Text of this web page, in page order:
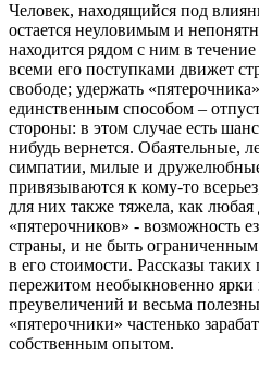
Человек, находящийся под
остается неуловимым и
находится рядом с ним в
всеми его поступками движет
свободе; удержать
единственным способом –
стороны: в этом случае есть
нибудь вернется. Обаятельные,
симпатии, милые и
привязываются к кому-то
для них также тяжела, как
«пятерочников» - возможность
страны, и не быть
в его стоимости. Рассказы
пережитом необыкновенно
преувеличений и весьма
«пятерочники» частенько
собственным опытом.